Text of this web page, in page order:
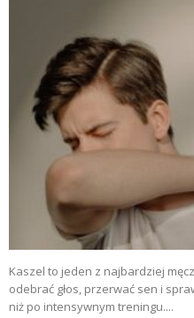
Kaszel to jeden z najbardziej
odebrać głos, przerwać sen i
niż po intensywnym treningu....